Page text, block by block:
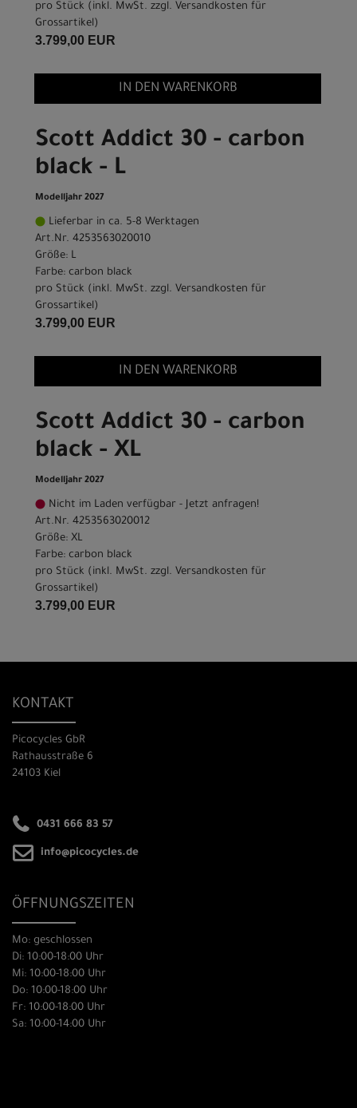
pro Stück (inkl. MwSt. zzgl. Versandkosten für
Grossartikel)
3.799,00 EUR
IN DEN WARENKORB
Scott Addict 30 - carbon
black - L
Modelljahr 2027
Lieferbar in ca. 5-8 Werktagen
Art.Nr. 4253563020010
Größe: L
Farbe: carbon black
pro Stück (inkl. MwSt. zzgl. Versandkosten für
Grossartikel)
3.799,00 EUR
IN DEN WARENKORB
Scott Addict 30 - carbon
black - XL
Modelljahr 2027
Nicht im Laden verfügbar - Jetzt anfragen!
Art.Nr. 4253563020012
Größe: XL
Farbe: carbon black
pro Stück (inkl. MwSt. zzgl. Versandkosten für
Grossartikel)
3.799,00 EUR
KONTAKT
Picocycles GbR
Rathausstraße 6
24103 Kiel
0431 666 83 57
info@picocycles.de
ÖFFNUNGSZEITEN
Mo: geschlossen
Di: 10:00-18:00 Uhr
Mi: 10:00-18:00 Uhr
Do: 10:00-18:00 Uhr
Fr: 10:00-18:00 Uhr
Sa: 10:00-14:00 Uhr